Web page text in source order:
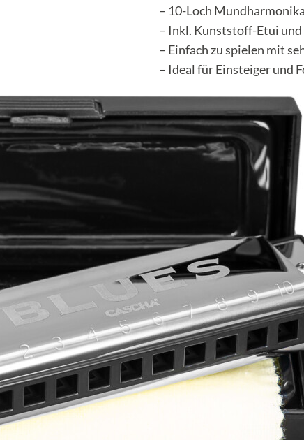
– 10-Loch
– Inkl. Kunststoff-Etui
– Einfach zu spielen mit
– Ideal für Einsteiger und